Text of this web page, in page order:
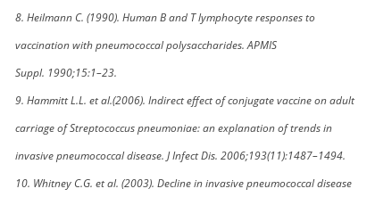
8. Heilmann C. (1990). Human B and T lymphocyte responses to
vaccination with pneumococcal polysaccharides. APMIS
Suppl. 1990;15:1–23.
9. Hammitt L.L. et al.(2006). Indirect effect of conjugate vaccine on adult
carriage of Streptococcus pneumoniae: an explanation of trends in
invasive pneumococcal disease. J Infect Dis. 2006;193(11):1487–1494.
10. Whitney C.G. et al. (2003). Decline in invasive pneumococcal disease